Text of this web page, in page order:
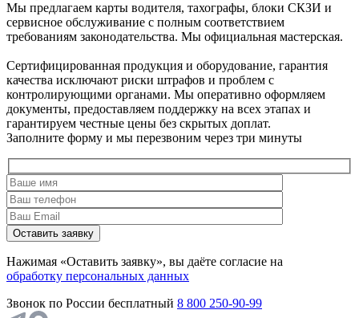
Мы предлагаем карты водителя, тахографы, блоки СКЗИ и
сервисное обслуживание с полным соответствием
требованиям законодательства. Мы официальная мастерская.
Сертифицированная продукция и оборудование, гарантия
качества исключают риски штрафов и проблем с
контролирующими органами. Мы оперативно оформляем
документы, предоставляем поддержку на всех этапах и
гарантируем честные цены без скрытых доплат.
Заполните форму и мы перезвоним через три минуты
Нажимая «Оставить заявку», вы даёте согласие на
обработку персональных данных
Звонок по России бесплатный 8 800 250-90-99